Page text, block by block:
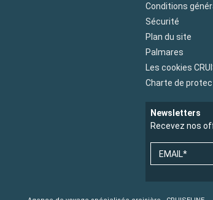
Conditions
Sécurité
Plan du site
Palmares
Les cookies
Charte de
Newsletters
Recevez nos
EMAIL*